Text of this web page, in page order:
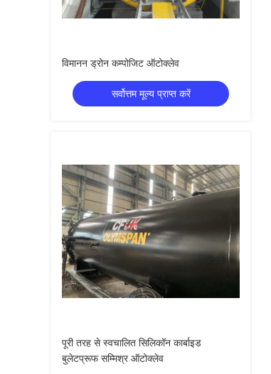
विमानन ड्रोन कम्पोजिट ऑटोक्लेव
सर्वोत्तम मूल्य प्राप्त करें
पूरी तरह से स्वचालित सिलिकॉन कार्बाइड
बुलेटप्रूफ सम्मिश्र ऑटोक्लेव